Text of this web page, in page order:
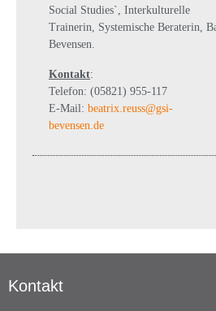
Social Studies`, Interkulturelle
Trainerin, Systemische Beraterin,
Bevensen.
Kontakt:
Telefon: (05821) 955-117
E-Mail: beatrix.reuss@gsi-
bevensen.de
Kontakt